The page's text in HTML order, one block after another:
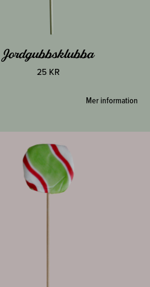
Jordgubbsklubba
25 KR
Mer information